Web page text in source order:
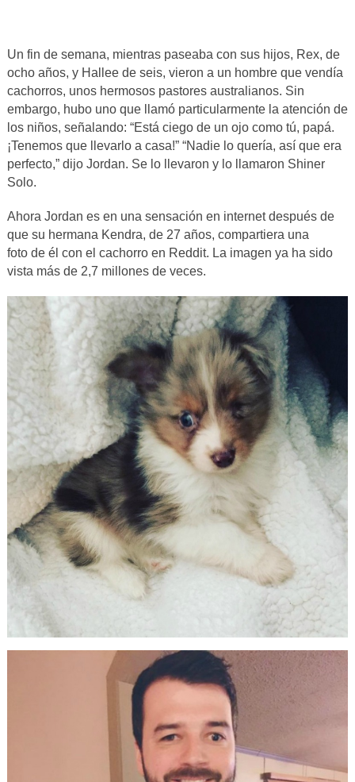
Un fin de semana, mientras paseaba con sus hijos, Rex, de
ocho años, y Hallee de seis, vieron a un hombre que vendía
cachorros, unos hermosos pastores australianos. Sin
embargo, hubo uno que llamó particularmente la atención de
los niños, señalando: “Está ciego de un ojo como tú, papá.
¡Tenemos que llevarlo a casa!” “Nadie lo quería, así que era
perfecto,” dijo Jordan. Se lo llevaron y lo llamaron Shiner
Solo.
Ahora Jordan es en una sensación en internet después de
que su hermana Kendra, de 27 años, compartiera una
foto de él con el cachorro en Reddit. La imagen ya ha sido
vista más de 2,7 millones de veces.